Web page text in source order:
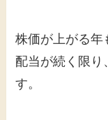
株価が上がる年
配当が続く限り
す。